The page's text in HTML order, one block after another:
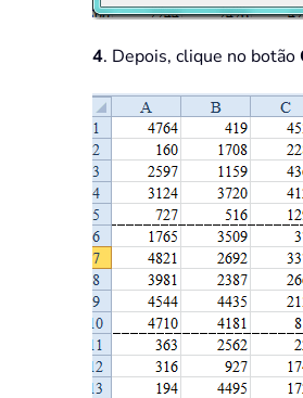
4. Depois, clique no botão